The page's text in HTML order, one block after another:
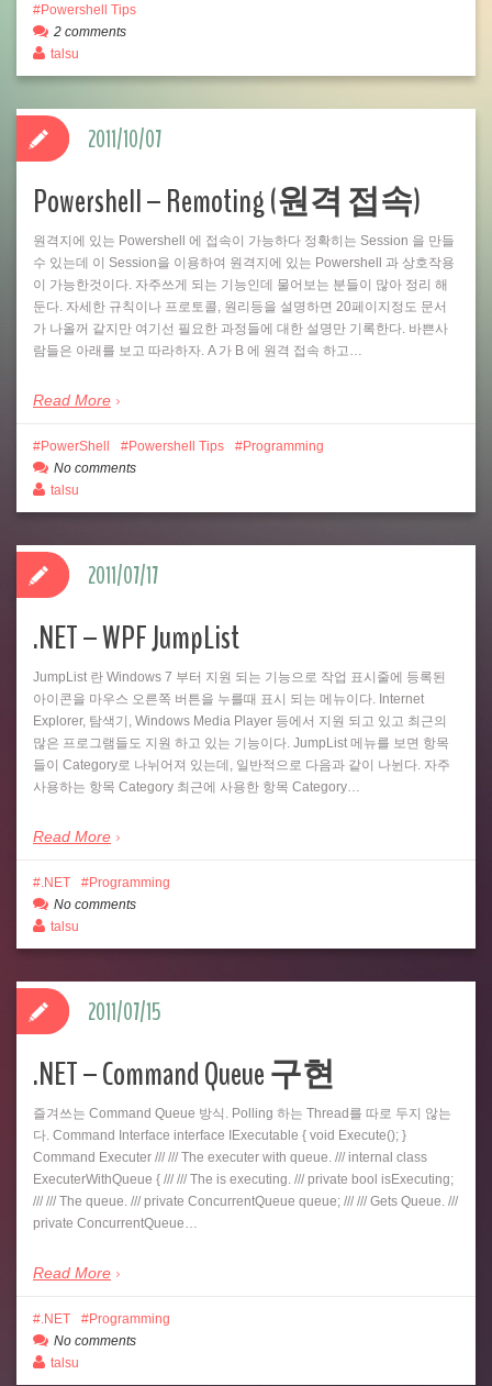
Powershell Tips
2 comments
talsu
Powershell – Remoting (원격 접속)
원격지에 있는 Powershell 에 접속이 가능하다 정확히는 Session 을 만들
수 있는데 이 Session을 이용하여 원격지에 있는 Powershell 과 상호작용
이 가능한것이다. 자주쓰게 되는 기능인데 물어보는 분들이 많아 정리 해
둔다. 자세한 규칙이나 프로토콜, 원리등을 설명하면 20페이지정도 문서
가 나올꺼 같지만 여기선 필요한 과정들에 대한 설명만 기록한다. 바쁜사
람들은 아래를 보고 따라하자. A 가 B 에 원격 접속 하고…
Read More
2011/10/07
PowerShell Powershell Tips
Programming
No comments
talsu
.NET – WPF JumpList
JumpList 란 Windows 7 부터 지원 되는 기능으로 작업 표시줄에 등록된
아이콘을 마우스 오른쪽 버튼을 누를때 표시 되는 메뉴이다. Internet
Explorer, 탐색기, Windows Media Player 등에서 지원 되고 있고 최근의
많은 프로그램들도 지원 하고 있는 기능이다. JumpList 메뉴를 보면 항목
들이 Category로 나뉘어져 있는데, 일반적으로 다음과 같이 나뉜다. 자주
사용하는 항목 Category 최근에 사용한 항목 Category…
Read More
2011/07/17
.NET
Programming
No comments
talsu
.NET – Command Queue 구현
즐겨쓰는 Command Queue 방식. Polling 하는 Thread를 따로 두지 않는
다. Command Interface interface IExecutable { void Execute(); }
Command Executer /// /// The executer with queue. /// internal class
ExecuterWithQueue { /// /// The is executing. /// private bool isExecuting;
/// /// The queue. /// private ConcurrentQueue queue; /// /// Gets Queue. ///
private ConcurrentQueue…
Read More
2011/07/15
.NET
Programming
No comments
talsu